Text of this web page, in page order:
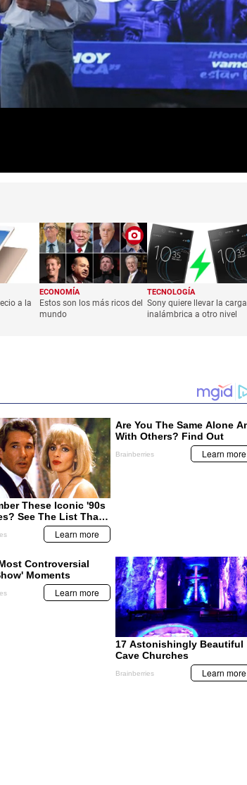
a la
ECONOMÍA
Estos son los más ricos del
mundo
TECNOLOGÍA
Sony quiere llevar la carga
inalámbrica a otro nivel